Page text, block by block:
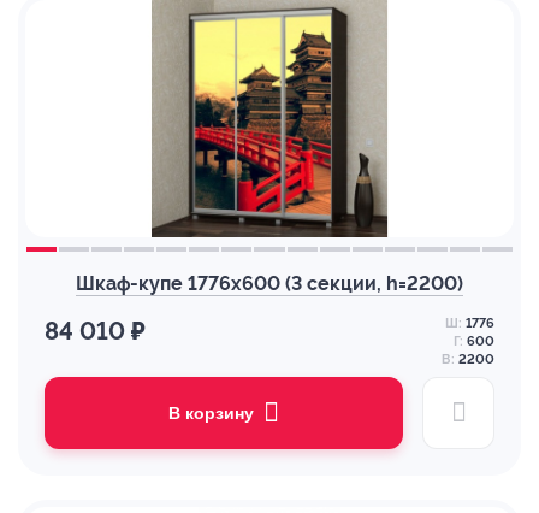
Шкаф-купе 1776х600 (3 секции, h=2200)
84 010 ₽ Ш: 1776
Г: 600
В: 2200
В корзину